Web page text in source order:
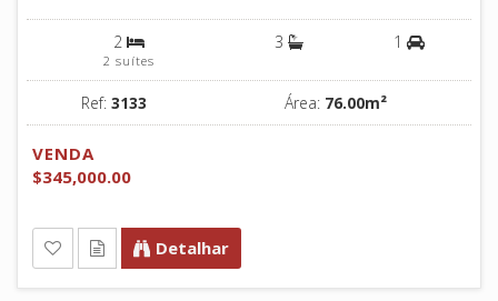
2
2 suítes
3 1
Ref: 3133 Área: 76.00m²
VENDA
$345,000.00
Detalhar